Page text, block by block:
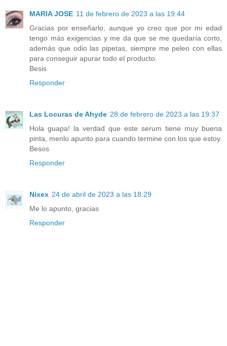
MARIA JOSE 11 de febrero de 2023 a las 19:44
Gracias por enseñarlo, aunque yo creo que por mi edad
tengo más exigencias y me da que se me quedaría corto,
además que odio las pipetas, siempre me peleo con ellas
para conseguir apurar todo el producto.
Besis
Responder
Las Locuras de Ahyde 28 de febrero de 2023 a las 19:37
Hola guapa! la verdad que este serum tiene muy buena
pinta, menlo apunto para cuando termine con los que estoy.
Besos
Responder
Nixex 24 de abril de 2023 a las 18:29
Me lo apunto, gracias
Responder